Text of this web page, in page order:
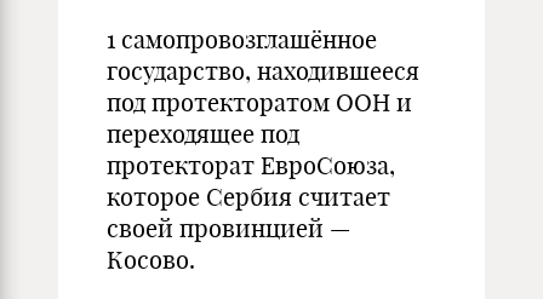
1 самопровозглашённое
государство, находившееся
под протекторатом ООН и
переходящее под
протекторат ЕвроСоюза,
которое Сербия считает
своей провинцией —
Косово.